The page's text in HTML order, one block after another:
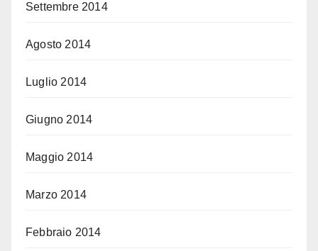
Settembre 2014
Agosto 2014
Luglio 2014
Giugno 2014
Maggio 2014
Marzo 2014
Febbraio 2014